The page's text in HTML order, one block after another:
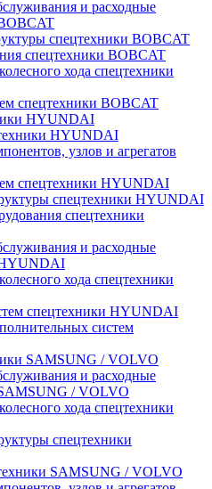
и расходные
спецтехники BOBCAT
спецтехники BOBCAT
хода спецтехники
спецтехники BOBCAT
HYUNDAI
HYUNDAI
узлов и агрегатов
спецтехники HYUNDAI
спецтехники HYUNDAI
спецтехники
и расходные
HYUNDAI
хода спецтехники
спецтехники HYUNDAI
систем
SAMSUNG / VOLVO
и расходные
/ VOLVO
хода спецтехники
спецтехники
SAMSUNG / VOLVO